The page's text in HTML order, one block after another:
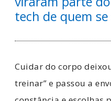
tech de quem
Cuidar do corpo
treinar” e passou a